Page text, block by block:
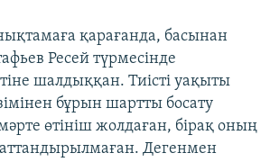
қарағанда, басынан
Ресей түрмесінде
шалдыққан. Тиісті уақыты
бұрын шартты босату
өтініш жолдаған, бірақ оның
Дегенмен